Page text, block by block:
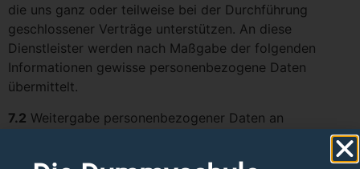
die uns ganz oder teilweise bei der Durchführung
geschlossener Verträge unterstützen. An diese
Dienstleister werden nach Maßgabe der folgenden
Informationen gewisse personenbezogene Daten
übermittelt.
7.2 Weitergabe personenbezogener Daten an